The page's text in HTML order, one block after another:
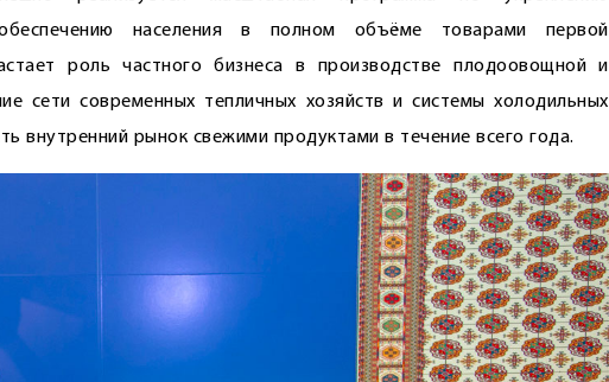
населения в полном объёме товарами первой
роль частного бизнеса в производстве плодоовощной и
сети современных тепличных хозяйств и системы холодильных
внутренний рынок свежими продуктами в течение всего года.